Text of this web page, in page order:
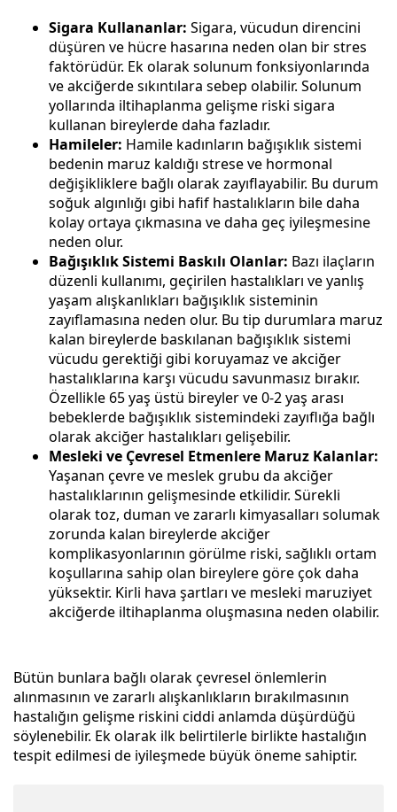
Sigara Kullananlar: Sigara, vücudun direncini
düşüren ve hücre hasarına neden olan bir stres
faktörüdür. Ek olarak solunum fonksiyonlarında
ve akciğerde sıkıntılara sebep olabilir. Solunum
yollarında iltihaplanma gelişme riski sigara
kullanan bireylerde daha fazladır.
Hamileler: Hamile kadınların bağışıklık sistemi
bedenin maruz kaldığı strese ve hormonal
değişikliklere bağlı olarak zayıflayabilir. Bu durum
soğuk algınlığı gibi hafif hastalıkların bile daha
kolay ortaya çıkmasına ve daha geç iyileşmesine
neden olur.
Bağışıklık Sistemi Baskılı Olanlar: Bazı ilaçların
düzenli kullanımı, geçirilen hastalıkları ve yanlış
yaşam alışkanlıkları bağışıklık sisteminin
zayıflamasına neden olur. Bu tip durumlara maruz
kalan bireylerde baskılanan bağışıklık sistemi
vücudu gerektiği gibi koruyamaz ve akciğer
hastalıklarına karşı vücudu savunmasız bırakır.
Özellikle 65 yaş üstü bireyler ve 0-2 yaş arası
bebeklerde bağışıklık sistemindeki zayıflığa bağlı
olarak akciğer hastalıkları gelişebilir.
Mesleki ve Çevresel Etmenlere Maruz Kalanlar:
Yaşanan çevre ve meslek grubu da akciğer
hastalıklarının gelişmesinde etkilidir. Sürekli
olarak toz, duman ve zararlı kimyasalları solumak
zorunda kalan bireylerde akciğer
komplikasyonlarının görülme riski, sağlıklı ortam
koşullarına sahip olan bireylere göre çok daha
yüksektir. Kirli hava şartları ve mesleki maruziyet
akciğerde iltihaplanma oluşmasına neden olabilir.
Bütün bunlara bağlı olarak çevresel önlemlerin
alınmasının ve zararlı alışkanlıkların bırakılmasının
hastalığın gelişme riskini ciddi anlamda düşürdüğü
söylenebilir. Ek olarak ilk belirtilerle birlikte hastalığın
tespit edilmesi de iyileşmede büyük öneme sahiptir.